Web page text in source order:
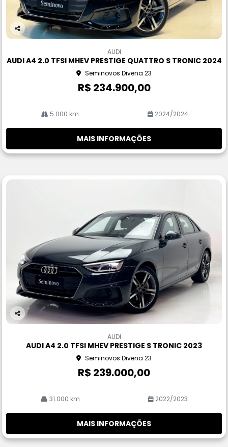
Co
rtil
AUDI
AUDI A4 2.0 TFSI MHEV PRESTIGE QUATTRO S TRONIC 2024
Seminovos Divena 23
R$ 234.900,00
5.000 km 2024/2024
MAIS INFORMAÇÕES
Co
AUDI
AUDI A4 2.0 TFSI MHEV PRESTIGE S TRONIC 2023
Seminovos Divena 23
R$ 239.000,00
31.000 km 2022/2023
MAIS INFORMAÇÕES